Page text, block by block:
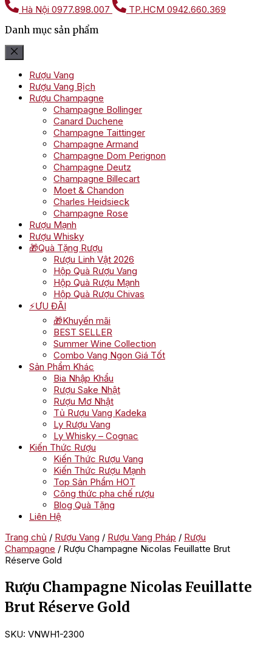
Hà Nội 0977.898.007 TP.HCM 0942.660.369
Danh mục sản phẩm
Rượu Vang
Rượu Vang Bịch
Rượu Champagne
Champagne Bollinger
Canard Duchene
Champagne Taittinger
Champagne Armand
Champagne Dom Perignon
Champagne Deutz
Champagne Billecart
Moet & Chandon
Charles Heidsieck
Champagne Rose
Rượu Mạnh
Rượu Whisky
🎁Quà Tặng Rượu
Rượu Linh Vật 2026
Hộp Quà Rượu Vang
Hộp Quà Rượu Mạnh
Hộp Quà Rượu Chivas
⚡ƯU ĐÃI
🎁Khuyến mãi
BEST SELLER
Summer Wine Collection
Combo Vang Ngon Giá Tốt
Sản Phẩm Khác
Bia Nhập Khẩu
Rượu Sake Nhật
Rượu Mơ Nhật
Tủ Rượu Vang Kadeka
Ly Rượu Vang
Ly Whisky – Cognac
Kiến Thức Rượu
Kiến Thức Rượu Vang
Kiến Thức Rượu Mạnh
Top Sản Phẩm HOT
Công thức pha chế rượu
Blog Quà Tặng
Liên Hệ
Trang chủ / Rượu Vang / Rượu Vang Pháp / Rượu
Champagne / Rượu Champagne Nicolas Feuillatte Brut
Réserve Gold
Rượu Champagne Nicolas Feuillatte
Brut Réserve Gold
SKU: VNWH1-2300